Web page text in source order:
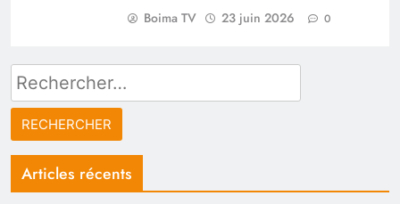
Boima TV 23 juin 2026 0
Rechercher :
Articles récents